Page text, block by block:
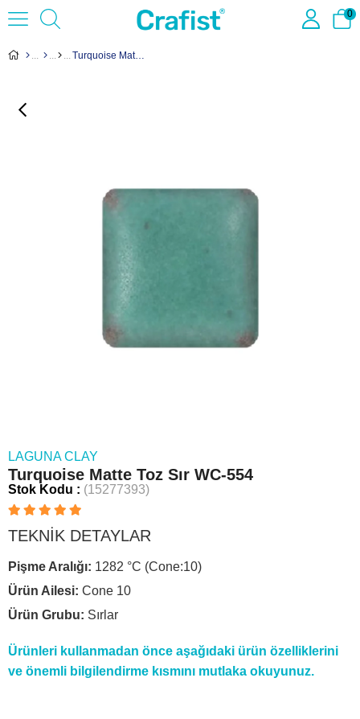
0
Turquoise Matte Toz Sır WC-554
LAGUNA CLAY
Turquoise Matte Toz Sır WC-554
Stok Kodu (15277393)
TEKNİK DETAYLAR
Pişme Aralığı: 1282 °C (Cone:10)
Ürün Ailesi: Cone 10
Ürün Grubu: Sırlar
Ürünleri kullanmadan önce aşağıdaki ürün özelliklerini
ve önemli bilgilendirme kısmını mutlaka okuyunuz.